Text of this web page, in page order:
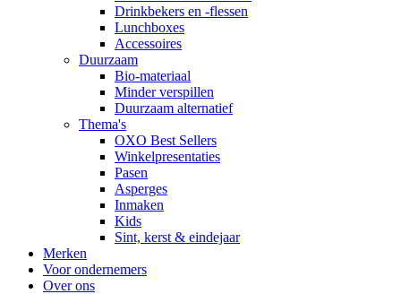
Drinkbekers en -flessen
Lunchboxes
Accessoires
Duurzaam
Bio-materiaal
Minder verspillen
Duurzaam alternatief
Thema's
OXO Best Sellers
Winkelpresentaties
Pasen
Asperges
Inmaken
Kids
Sint, kerst & eindejaar
Merken
Voor ondernemers
Over ons